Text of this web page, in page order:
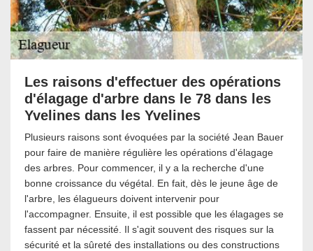
Les raisons d'effectuer des opérations
d'élagage d'arbre dans le 78 dans les
Yvelines dans les Yvelines
Plusieurs raisons sont évoquées par la société Jean Bauer
pour faire de manière régulière les opérations d'élagage
des arbres. Pour commencer, il y a la recherche d'une
bonne croissance du végétal. En fait, dès le jeune âge de
l'arbre, les élagueurs doivent intervenir pour
l'accompagner. Ensuite, il est possible que les élagages se
fassent par nécessité. Il s'agit souvent des risques sur la
sécurité et la sûreté des installations ou des constructions